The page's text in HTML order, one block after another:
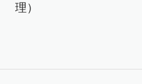
理）